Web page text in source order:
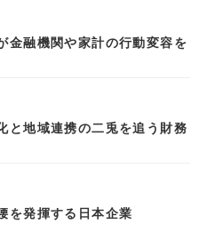
金融機関や家計の行動変容を
と地域連携の二兎を追う財務
を発揮する日本企業